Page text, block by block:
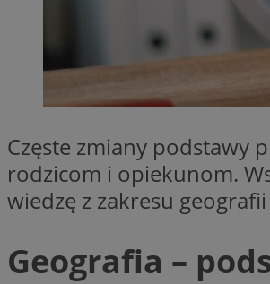
Częste zmiany podstawy
rodzicom i opiekunom.
wiedzę z zakresu
Geografia –